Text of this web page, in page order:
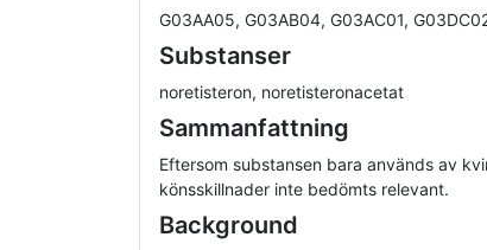
G03AA05, G03AB04, G03AC01,
Substanser
noretisteron, noretisteronacetat
Sammanfattning
Eftersom substansen bara används av
könsskillnader inte bedömts relevant.
Background